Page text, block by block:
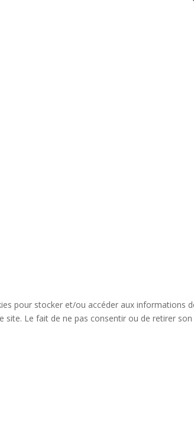
pour stocker et/ou accéder aux informations
Le fait de ne pas consentir ou de retirer